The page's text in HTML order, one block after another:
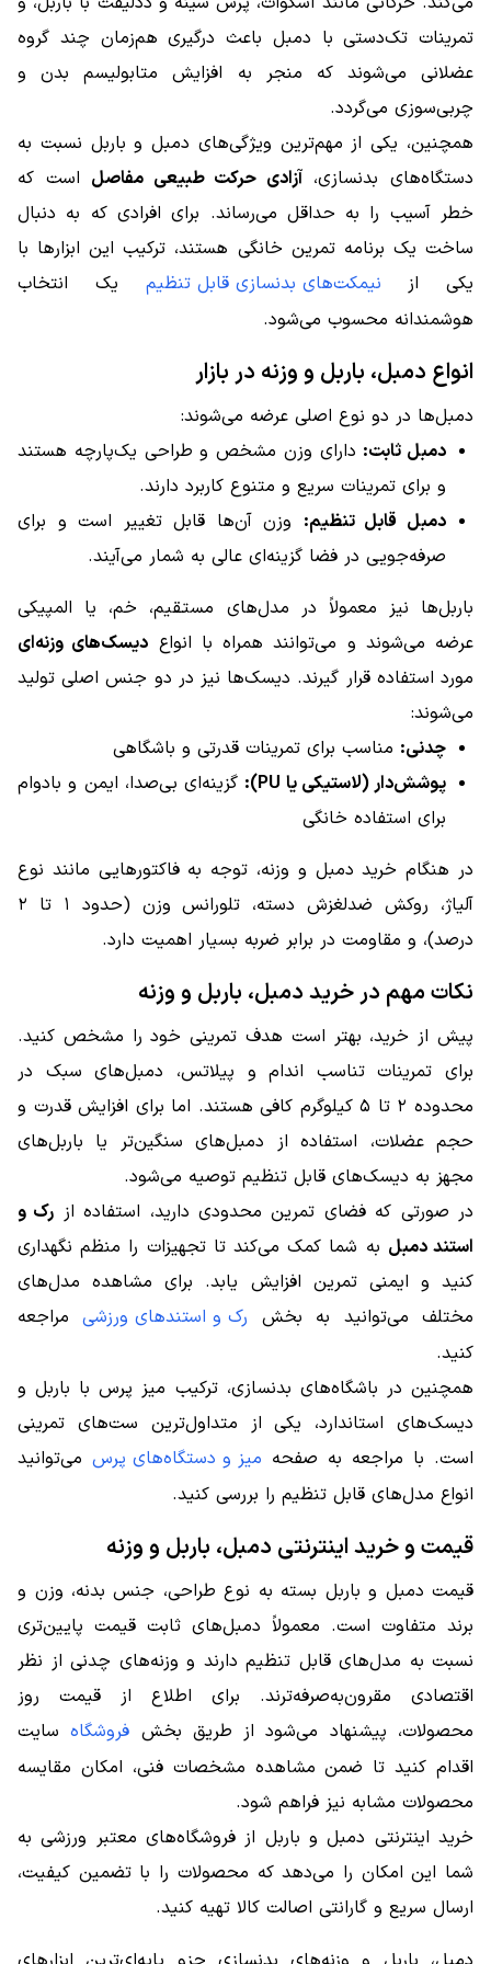
تمرینات تک‌دستی با دمبل باعث درگیری هم‌زمان چند گروه
عضلانی می‌شوند که منجر به افزایش متابولیسم بدن و
چربی‌سوزی می‌گردد.
همچنین، یکی از مهم‌ترین ویژگی‌های دمبل و باربل نسبت به
دستگاه‌های بدنسازی،آزادی حرکت طبیعی مفاصل است که
خطر آسیب را به حداقل می‌رساند. برای افرادی که به دنبال
ساخت یک برنامه تمرین خانگی هستند، ترکیب این ابزارها با
یکی از نیمکت‌های بدنسازی قابل تنظیم یک انتخاب
هوشمندانه محسوب می‌شود.
انواع دمبل، باربل و وزنه در بازار
دمبل‌ها در دو نوع اصلی عرضه می‌شوند:
دمبل ثابت: دارای وزن مشخص و طراحی یک‌پارچه هستند
و برای تمرینات سریع و متنوع کاربرد دارند.
دمبل قابل تنظیم: وزن آن‌ها قابل تغییر است و برای
صرفه‌جویی در فضا گزینه‌ای عالی به شمار می‌آیند.
باربل‌ها نیز معمولاً در مدل‌های مستقیم، خم، یا المپیکی
عرضه می‌شوند و می‌توانند همراه با انواع دیسک‌های وزنه‌ای
مورد استفاده قرار گیرند. دیسک‌ها نیز در دو جنس اصلی تولید
می‌شوند:
چدنی: مناسب برای تمرینات قدرتی و باشگاهی
پوشش‌دار (لاستیکی یا PU):
گزینه‌ای بی‌صدا، ایمن و بادوام
برای استفاده خانگی
در هنگام خرید دمبل و وزنه، توجه به فاکتورهایی مانند نوع
آلیاژ، روکش ضدلغزش دسته، تلورانس وزن (حدود ۱ تا ۲
درصد)، و مقاومت در برابر ضربه بسیار اهمیت دارد.
نکات مهم در خرید دمبل، باربل و وزنه
پیش از خرید، بهتر است هدف تمرینی خود را مشخص کنید.
برای تمرینات تناسب اندام و پیلاتس، دمبل‌های سبک در
محدوده ۲ تا ۵ کیلوگرم کافی هستند. اما برای افزایش قدرت و
حجم عضلات، استفاده از دمبل‌های سنگین‌تر یا باربل‌های
مجهز به دیسک‌های قابل تنظیم توصیه می‌شود.
در صورتی که فضای تمرین محدودی دارید، استفاده از رک و
استند دمبل به شما کمک می‌کند تا تجهیزات را منظم نگهداری
کنید و ایمنی تمرین افزایش یابد. برای مشاهده مدل‌های
مختلف می‌توانید به بخش رک و استندهای ورزشیمراجعه
کنید.
همچنین در باشگاه‌های بدنسازی، ترکیب میز پرس با باربل و
دیسک‌های استاندارد، یکی از متداول‌ترین ست‌های تمرینی
است. با مراجعه به صفحه میز و دستگاه‌های پرسمی‌توانید
انواع مدل‌های قابل تنظیم را بررسی کنید.
قیمت و خرید اینترنتی دمبل، باربل و وزنه
قیمت دمبل و باربل بسته به نوع طراحی، جنس بدنه، وزن و
برند متفاوت است. معمولاً دمبل‌های ثابت قیمت پایین‌تری
نسبت به مدل‌های قابل تنظیم دارند و وزنه‌های چدنی از نظر
اقتصادی مقرون‌به‌صرفه‌ترند. برای اطلاع از قیمت روز
محصولات، پیشنهاد می‌شود از طریق بخش فروشگاهسایت
اقدام کنید تا ضمن مشاهده مشخصات فنی، امکان مقایسه
محصولات مشابه نیز فراهم شود.
خرید اینترنتی دمبل و باربل از فروشگاه‌های معتبر ورزشی به
شما این امکان را می‌دهد که محصولات را با تضمین کیفیت،
ارسال سریع و گارانتی اصالت کالا تهیه کنید.